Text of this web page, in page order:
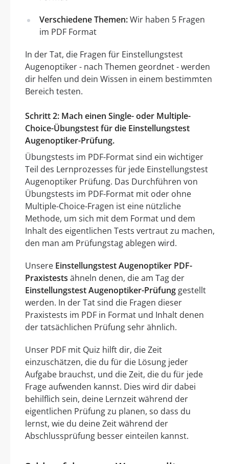
Verschiedene Themen:Wir haben 5 Fragen
im PDF Format
In der Tat, die Fragen für Einstellungstest
Augenoptiker - nach Themen geordnet - werden
dir helfen und dein Wissen in einem bestimmten
Bereich testen.
Schritt 2: Mach einen Single- oder Multiple-
Choice-Übungstest für die Einstellungstest
Augenoptiker-Prüfung.
Übungstests im PDF-Format sind ein wichtiger
Teil des Lernprozesses für jede Einstellungstest
Augenoptiker Prüfung. Das Durchführen von
Übungstests im PDF-Format mit oder ohne
Multiple-Choice-Fragen ist eine nützliche
Methode, um sich mit dem Format und dem
Inhalt des eigentlichen Tests vertraut zu machen,
den man am Prüfungstag ablegen wird.
Unsere Einstellungstest Augenoptiker PDF-
Praxistests ähneln denen, die am Tag der
Einstellungstest Augenoptiker-Prüfung gestellt
werden. In der Tat sind die Fragen dieser
Praxistests im PDF in Format und Inhalt denen
der tatsächlichen Prüfung sehr ähnlich.
Unser PDF mit Quiz hilft dir, die Zeit
einzuschätzen, die du für die Lösung jeder
Aufgabe brauchst, und die Zeit, die du für jede
Frage aufwenden kannst. Dies wird dir dabei
behilflich sein, deine Lernzeit während der
eigentlichen Prüfung zu planen, so dass du
lernst, wie du deine Zeit während der
Abschlussprüfung besser einteilen kannst.